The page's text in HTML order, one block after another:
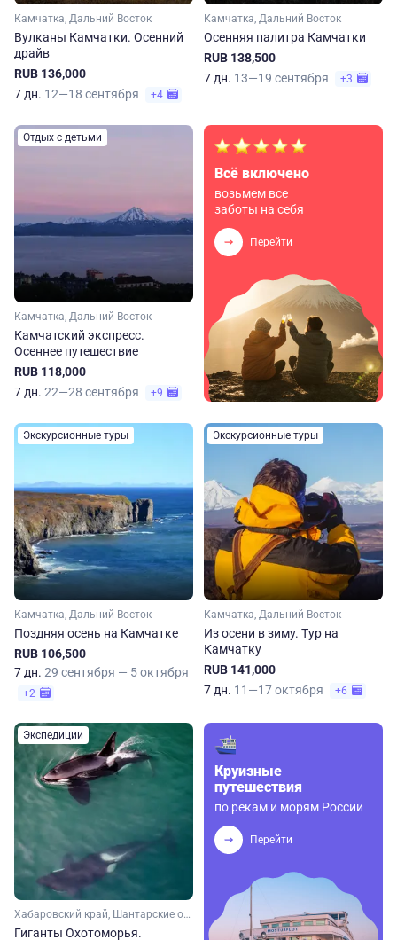
Камчатка, Дальний Восток
Вулканы Камчатки. Осенний
драйв
RUB 136,000
7 дн. 12—18 сентября +4
Камчатка, Дальний Восток
Осенняя палитра Камчатки
RUB 138,500
7 дн. 13—19 сентября +3
Отдых с детьми
Камчатка, Дальний Восток
Камчатский экспресс.
Осеннее путешествие
RUB 118,000
7 дн. 22—28 сентября +9
Всё включено
возьмем все
заботы на себя
Перейти
Экскурсионные туры
Камчатка, Дальний Восток
Поздняя осень на Камчатке
RUB 106,500
7 дн. 29 сентября — 5 октября
+2
Экскурсионные туры
Камчатка, Дальний Восток
Из осени в зиму. Тур на
Камчатку
RUB 141,000
7 дн. 11—17 октября +6
Экспедиции
Хабаровский край, Шантарские острова, Дальний Восток
Гиганты Охотоморья.
Круизные
путешествия
по рекам и морям России
Перейти